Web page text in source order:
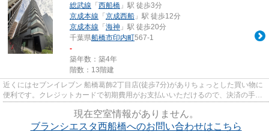
総武線 「 西船橋 」駅 徒歩3分
京成本線 「 京成西船 」駅 徒歩12分
京成本線 「 海神 」駅 徒歩20分
千葉県船橋市印内町567-1
-
築年数：築4年
階数：13階建
近くにはセブンイレブン 船橋葛飾2丁目店(徒歩7分)がありちょっとした買い物に
便利です。クレジットカードで初期費用がお支払いいただけるので、決済の手間
現在空室情報がありません。
ブランシエスタ西船橋へのお問い合わせはこちら